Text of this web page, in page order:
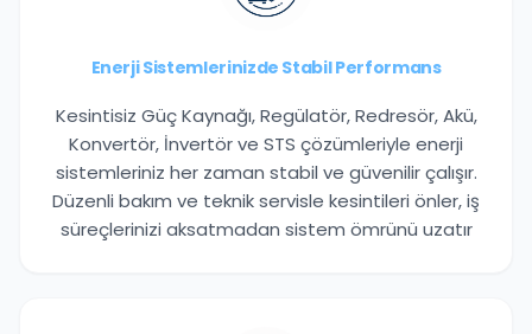
Enerji Sistemlerinizde Stabil Performans
Kesintisiz Güç Kaynağı, Regülatör, Redresör, Akü,
Konvertör, İnvertör ve STS çözümleriyle enerji
sistemleriniz her zaman stabil ve güvenilir çalışır.
Düzenli bakım ve teknik servisle kesintileri önler, iş
süreçlerinizi aksatmadan sistem ömrünü uzatır